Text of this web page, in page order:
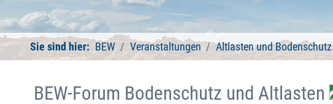
Sie sind hier: BEW Veranstaltungen Altlasten und Bodenschutz
BEW-Forum Bodenschutz und Altlasten